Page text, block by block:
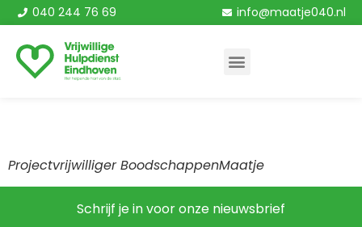
040 244 76 69 info@maatje040.nl
Projectvrijwilliger BoodschappenMaatje
Schrijf je in voor onze nieuwsbrief